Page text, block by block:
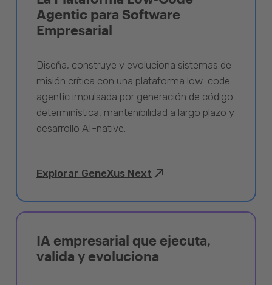
Agentic para Software
Empresarial
Diseña, construye y evoluciona sistemas de
misión crítica con una plataforma low-code
agentic impulsada por generación de código
determinística, mantenibilidad a largo plazo y
desarrollo AI-native.
Explorar GeneXus Next
IA empresarial que ejecuta,
valida y evoluciona